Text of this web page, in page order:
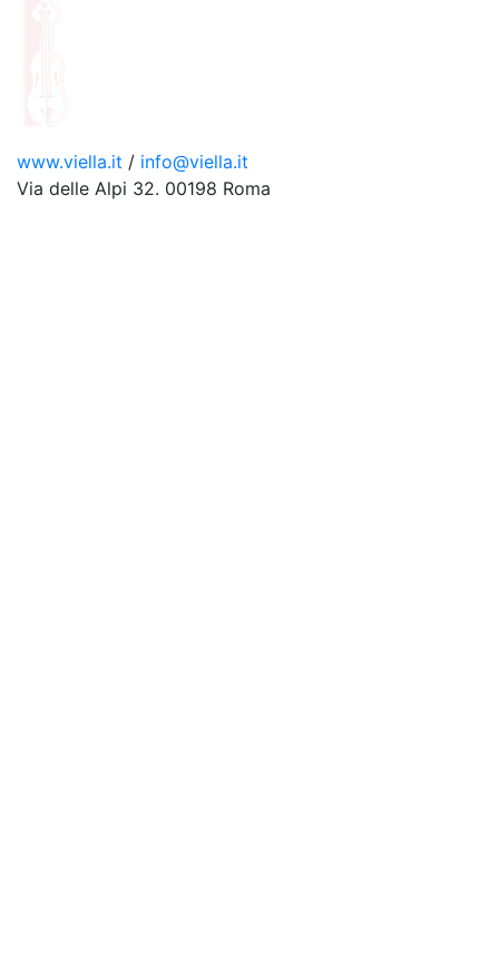
www.viella.it / info@viella.it
Via delle Alpi 32. 00198 Roma